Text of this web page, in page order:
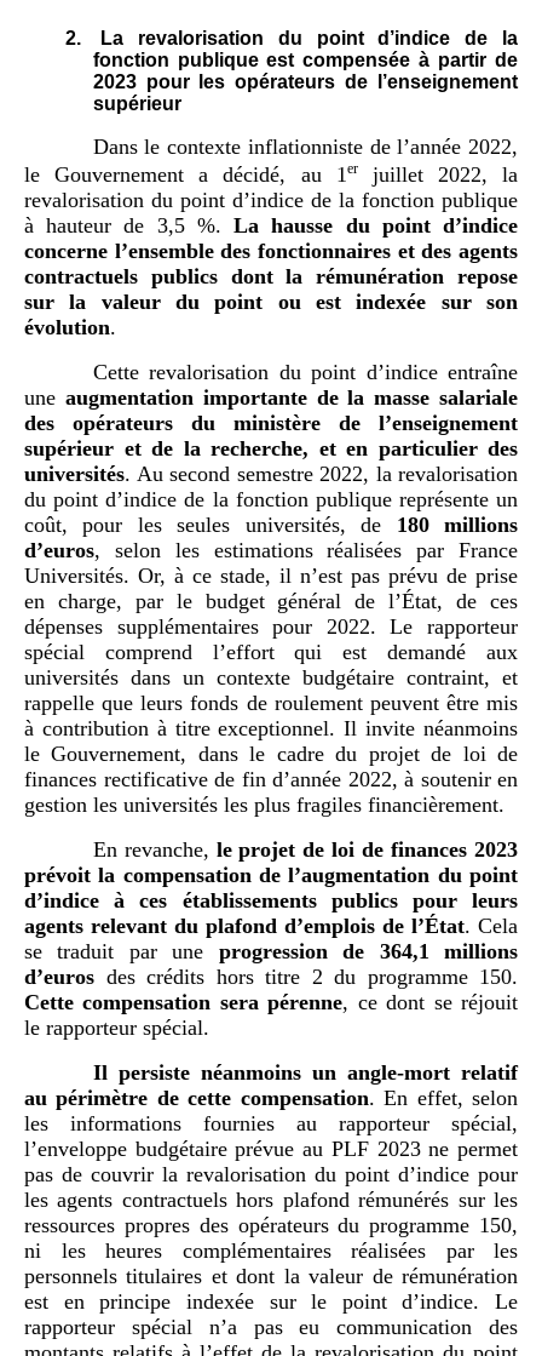
2.
La revalorisation du point d’indice de la
fonction publique est compensée à partir de
2023 pour les opérateurs de l’enseignement
supérieur
Dans le contexte inflationniste de l’année 2022,
le Gouvernement a décidé, au 1 erjuillet 2022, la
revalorisation du point d’indice de la fonction publique
à hauteur de 3,5 %.La hausse du point d’indice
concerne l’ensemble des fonctionnaires et des agents
contractuels publics dont la rémunération repose
sur la valeur du point ou est indexée sur son
évolution.
Cette revalorisation du point d’indice entraîne
une augmentation importante de la masse salariale
des opérateurs du ministère de l’enseignement
supérieur et de la recherche, et en particulier des
universités. Au second semestre 2022, la revalorisation
du point d’indice de la fonction publique représente un
coût, pour les seules universités, de 180
millions
d’euros, selon les estimations réalisées par France
Universités. Or, à ce stade, il n’est pas prévu de prise
en charge, par le budget général de l’État, de ces
dépenses supplémentaires pour 2022. Le rapporteur
spécial comprend l’effort qui est demandé aux
universités dans un contexte budgétaire contraint, et
rappelle que leurs fonds de roulement peuvent être mis
à contribution à titre exceptionnel. Il invite néanmoins
le Gouvernement, dans le cadre du projet de loi de
finances rectificative de fin d’année 2022, à soutenir en
gestion les universités les plus fragiles financièrement.
En revanche, le projet de loi de finances 2023
prévoit la compensation de l’augmentation du point
d’indice à ces établissements publics pour leurs
agents relevant du plafond d’emplois de l’État. Cela
se traduit par une progression de 364,1
millions
d’euros des crédits hors titre 2 du programme 150.
Cette compensation sera pérenne, ce dont se réjouit
le rapporteur spécial.
Il persiste néanmoins un angle-mort relatif
au périmètre de cette compensation. En effet, selon
les informations fournies au rapporteur spécial,
l’enveloppe budgétaire prévue au PLF 2023 ne permet
pas de couvrir la revalorisation du point d’indice pour
les agents contractuels hors plafond rémunérés sur les
ressources propres des opérateurs du programme 150,
ni les heures complémentaires réalisées par les
personnels titulaires et dont la valeur de rémunération
est en principe indexée sur le point d’indice. Le
rapporteur spécial n’a pas eu communication des